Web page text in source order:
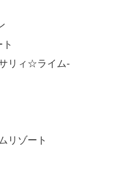
リィ☆ライム-
リゾート